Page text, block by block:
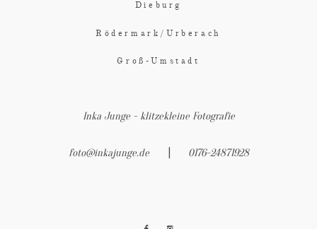
Dieburg
Rödermark/Urberach
Groß-Umstadt
Inka Junge - klitzekleine Fotografie
foto@inkajunge.de 0176-24871928